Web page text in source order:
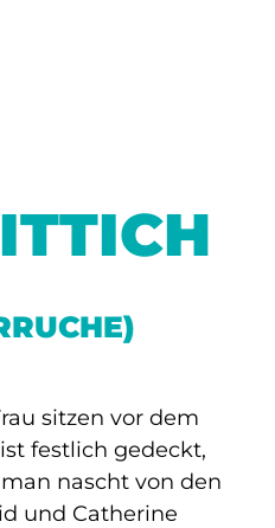
sitzen vor dem
festlich gedeckt,
nascht von den
und Catherine